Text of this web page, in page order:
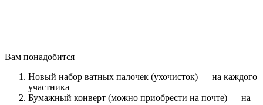
Вам понадобится
Новый набор ватных палочек (ухочисток) — на каждого
участника
Бумажный конверт (можно приобрести на почте) — на